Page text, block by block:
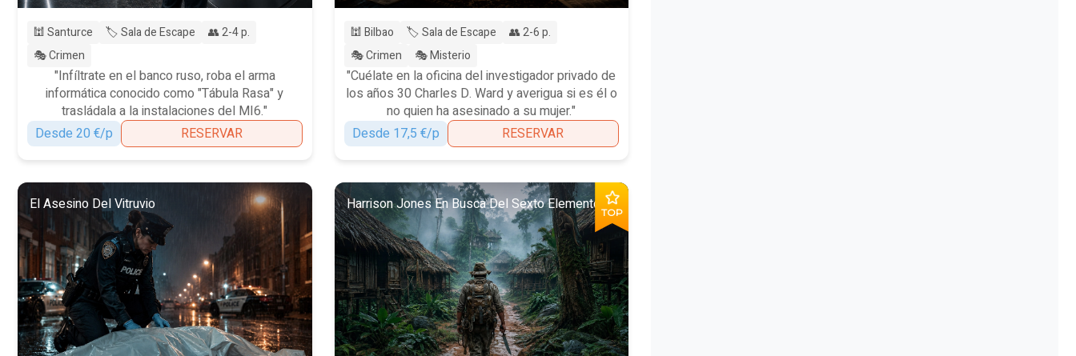
🕍 Santurce 🏷️ Sala de Escape
👥 2-4 p.
🎭 Crimen
"Infíltrate en el banco ruso, roba el arma
informática conocido como "Tábula Rasa" y
trasládala a la instalaciones del MI6."
Desde 20 €/p
RESERVAR
🕍 Bilbao 🏷️ Sala de Escape
👥 2-6 p.
🎭 Crimen
🎭 Misterio
"Cuélate en la oficina del investigador privado de
los años 30 Charles D. Ward y averigua si es él o
no quien ha asesinado a su mujer."
Desde 17,5 €/p
RESERVAR
El Asesino Del Vitruvio TOP
Harrison Jones En Busca Del Sexto Elemento